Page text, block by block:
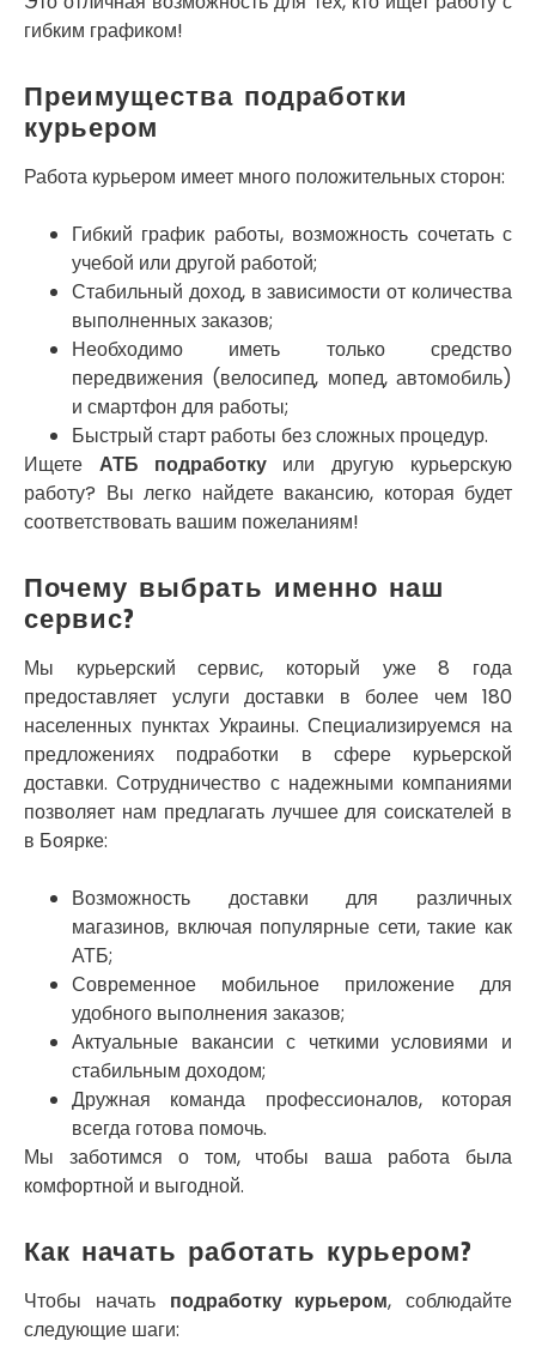
гибким графиком!
Преимущества подработки
курьером
Работа курьером имеет много положительных сторон:
Гибкий график работы, возможность сочетать с
учебой или другой работой;
Стабильный доход, в зависимости от количества
выполненных заказов;
Необходимо иметь только средство
передвижения (велосипед, мопед, автомобиль)
и смартфон для работы;
Быстрый старт работы без сложных процедур.
Ищете АТБ подработкуили другую курьерскую
работу? Вы легко найдете вакансию, которая будет
соответствовать вашим пожеланиям!
Почему выбрать именно наш
сервис?
Мы курьерский сервис, который уже 8 года
предоставляет услуги доставки в более чем 180
населенных пунктах Украины. Специализируемся на
предложениях подработки в сфере курьерской
доставки. Сотрудничество с надежными компаниями
позволяет нам предлагать лучшее для соискателей в
в Боярке:
Возможность доставки для различных
магазинов, включая популярные сети, такие как
АТБ;
Современное мобильное приложение для
удобного выполнения заказов;
Актуальные вакансии с четкими условиями и
стабильным доходом;
Дружная команда профессионалов, которая
всегда готова помочь.
Мы заботимся о том, чтобы ваша работа была
комфортной и выгодной.
Как начать работать курьером?
Чтобы начать подработку курьером, соблюдайте
следующие шаги:
Покров
Полтава
Путивль
Пятихатки
Раздельная
Рени
Ромны
Ровно
Рудное
Самбор
Счастливое
Шепетовка
Шостка
Шпола
Синельниково
Славута
Славутич
Слобожанское
Софиевская Борщаговка
Сокольники
Солоницевка
Староконстантинов
Старые Петровцы
Стебник
Стоянка
Стрый
Сумы
Светловодск
Тальное
Тарасовка
Тернополь
Терновка
Трусковец
Тульчин
Украинка
Умань
Ужгород
Васильков
Великие Лазы
Верхнеднепровск
Винники
Вишенки